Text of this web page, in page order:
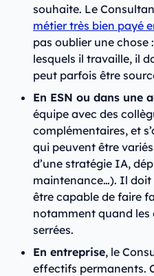
souhaite. Le
métier très bien payé
pas oublier une chose
lesquels il travaille, il
peut parfois être
En ESN ou dans une
équipe avec des
complémentaires, et
qui peuvent être
d’une stratégie IA,
maintenance…). Il
être capable de faire
notamment quand les
serrées.
En entreprise, le
effectifs permanents.